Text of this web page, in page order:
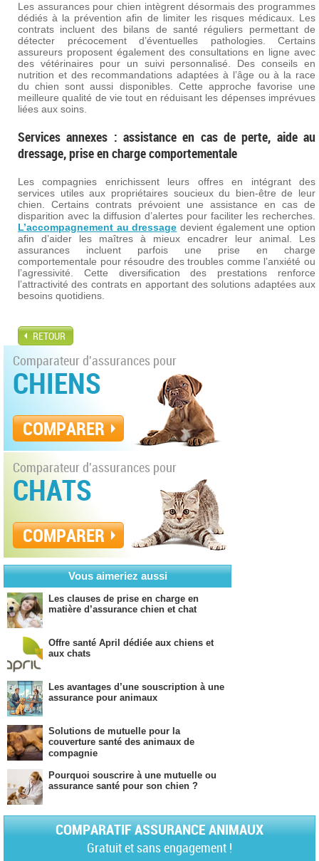
Les assurances pour chien intègrent désormais des programmes
dédiés à la prévention afin de limiter les risques médicaux. Les
contrats incluent des bilans de santé réguliers permettant de
détecter précocement d’éventuelles pathologies. Certains
assureurs proposent également des consultations en ligne avec
des vétérinaires pour un suivi personnalisé. Des conseils en
nutrition et des recommandations adaptées à l’âge ou à la race
du chien sont aussi disponibles. Cette approche favorise une
meilleure qualité de vie tout en réduisant les dépenses imprévues
liées aux soins.
Services annexes : assistance en cas de perte, aide au
dressage, prise en charge comportementale
Les compagnies enrichissent leurs offres en intégrant des
services utiles aux propriétaires soucieux du bien-être de leur
chien. Certains contrats prévoient une assistance en cas de
disparition avec la diffusion d’alertes pour faciliter les recherches.
L’accompagnement au dressage devient également une option
afin d’aider les maîtres à mieux encadrer leur animal. Les
assurances incluent parfois une prise en charge
comportementale pour résoudre des troubles comme l’anxiété ou
l’agressivité. Cette diversification des prestations renforce
l’attractivité des contrats en apportant des solutions adaptées aux
besoins quotidiens.
RETOUR
Comparateur d'assurances pour
CHIENS
COMPARER
Comparateur d'assurances pour
CHATS
COMPARER
Vous aimeriez aussi
Les clauses de prise en charge en
matière d’assurance chien et chat
Offre santé April dédiée aux chiens et
aux chats
Les avantages d’une souscription à une
assurance pour animaux
Solutions de mutuelle pour la
couverture santé des animaux de
compagnie
Pourquoi souscrire à une mutuelle ou
assurance santé pour son chien ?
COMPARATIF ASSURANCE ANIMAUX
Gratuit et sans engagement !